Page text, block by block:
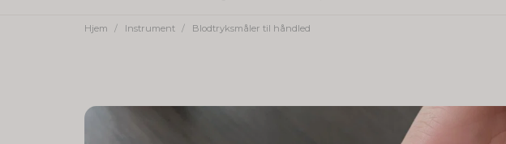
Hjem Instrument Blodtryksmåler til håndled